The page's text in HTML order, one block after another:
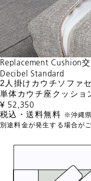
Replacement Cushion
Decibel Standard
2人掛けカウチソファ
単体カウチ座クッショ
¥ 52,350
税込・送料無料 ※沖縄
別途料金が発生する場合が